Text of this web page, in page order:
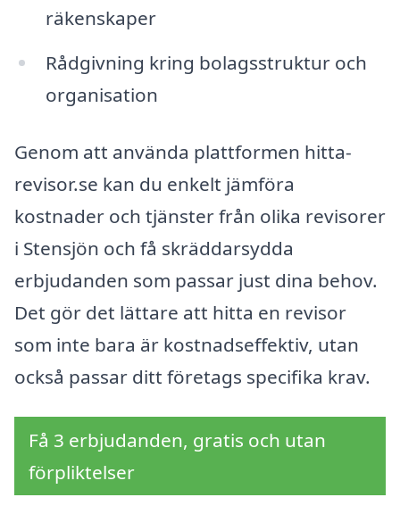
räkenskaper
Rådgivning kring bolagsstruktur och
organisation
Genom att använda plattformen hitta-
revisor.se kan du enkelt jämföra
kostnader och tjänster från olika revisorer
i Stensjön och få skräddarsydda
erbjudanden som passar just dina behov.
Det gör det lättare att hitta en revisor
som inte bara är kostnadseffektiv, utan
också passar ditt företags specifika krav.
Få 3 erbjudanden, gratis och utan
förpliktelser